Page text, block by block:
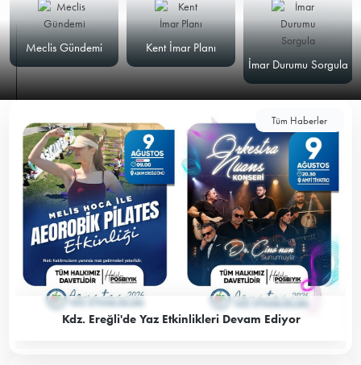
Meclis Gündemi
Kent İmar Planı
İmar Durumu Sorgula
Tüm Haberler
Kdz. Ereğli'de Yaz Etkinlikleri Devam Ediyor